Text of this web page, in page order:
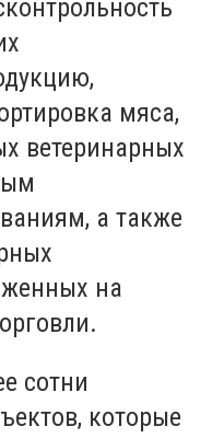
мяса,
ветеринарных
а также
на
сотни
которые